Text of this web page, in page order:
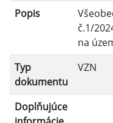
Platnosť od:
Filtrovať
Popis
č.1/
na
Typ
dokumentu
VZN
Doplňujúce